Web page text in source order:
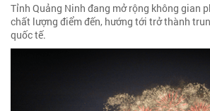
Tỉnh Quảng Ninh đang mở rộng không gian
chất lượng điểm đến, hướng tới trở thành
quốc tế.